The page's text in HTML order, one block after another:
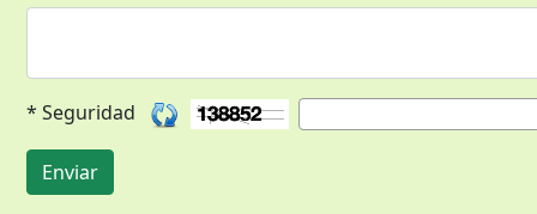
* Seguridad
Enviar